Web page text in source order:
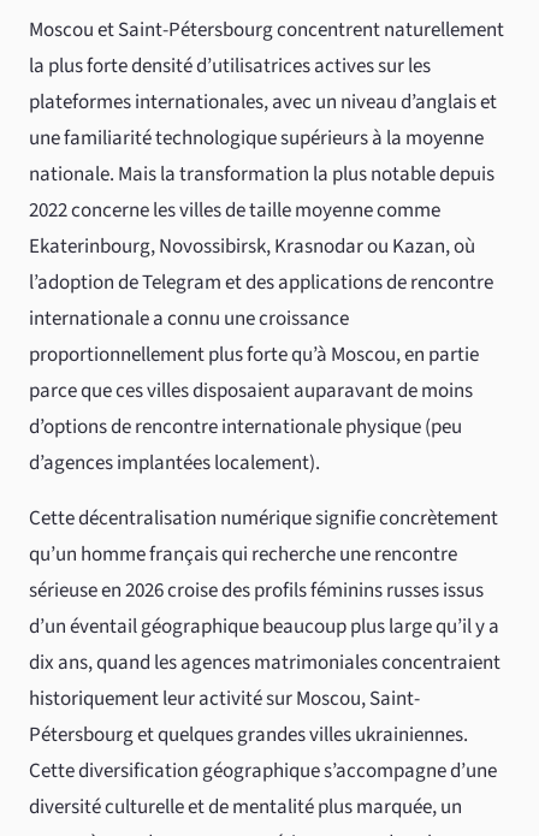
Moscou et Saint-Pétersbourg concentrent naturellement
la plus forte densité d’utilisatrices actives sur les
plateformes internationales, avec un niveau d’anglais et
une familiarité technologique supérieurs à la moyenne
nationale. Mais la transformation la plus notable depuis
2022 concerne les villes de taille moyenne comme
Ekaterinbourg, Novossibirsk, Krasnodar ou Kazan, où
l’adoption de Telegram et des applications de rencontre
internationale a connu une croissance
proportionnellement plus forte qu’à Moscou, en partie
parce que ces villes disposaient auparavant de moins
d’options de rencontre internationale physique (peu
d’agences implantées localement).
Cette décentralisation numérique signifie concrètement
qu’un homme français qui recherche une rencontre
sérieuse en 2026 croise des profils féminins russes issus
d’un éventail géographique beaucoup plus large qu’il y a
dix ans, quand les agences matrimoniales concentraient
historiquement leur activité sur Moscou, Saint-
Pétersbourg et quelques grandes villes ukrainiennes.
Cette diversification géographique s’accompagne d’une
diversité culturelle et de mentalité plus marquée, un